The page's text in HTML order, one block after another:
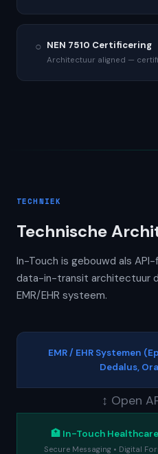
○ NEN 7510 Certificering
Architectuur aligned —
TECHNIEK
Technische
In-Touch is gebouwd als
data-in-transit architectuur
EMR/EHR systeem.
EMR / EHR Systemen
Dedalus,
↕ Open
🏥 In-Touch
Secure Messaging • Digital